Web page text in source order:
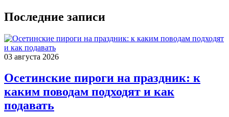
Последние записи
03 августа 2026
Осетинские пироги на праздник: к
каким поводам подходят и как
подавать